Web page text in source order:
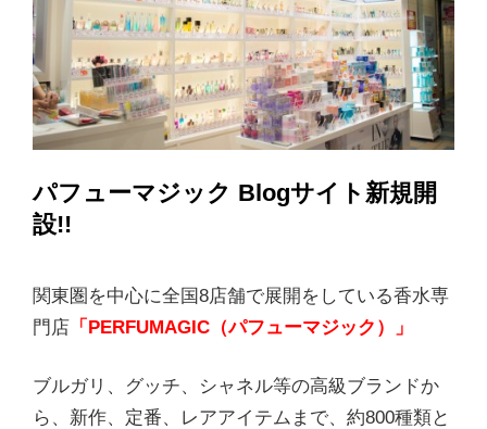
パフューマジック Blogサイト新規開
設!!
関東圏を中心に全国8店舗で展開をしている香水専
門店 「PERFUMAGIC（パフューマジック）」
ブルガリ、グッチ、シャネル等の高級ブランドか
ら、新作、定番、レアアイテムまで、約800種類と